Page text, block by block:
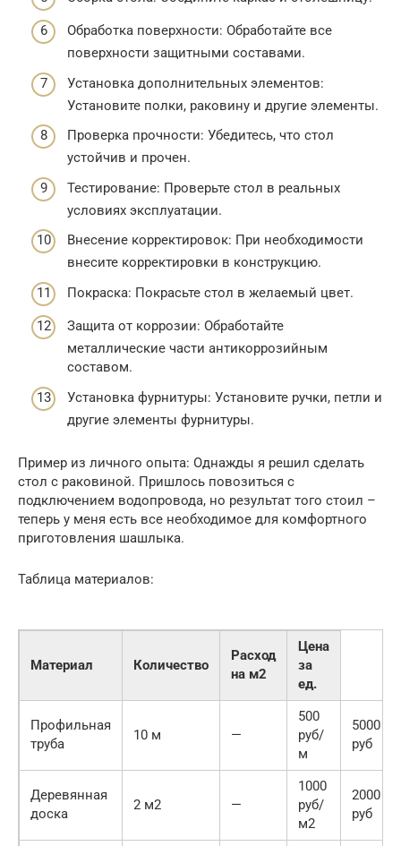
Обработка поверхности: Обработайте все
поверхности защитными составами.
Установка дополнительных элементов:
Установите полки, раковину и другие элементы.
Проверка прочности: Убедитесь, что стол
устойчив и прочен.
Тестирование: Проверьте стол в реальных
условиях эксплуатации.
Внесение корректировок: При необходимости
внесите корректировки в конструкцию.
Покраска: Покрасьте стол в желаемый цвет.
Защита от коррозии: Обработайте
металлические части антикоррозийным
составом.
Установка фурнитуры: Установите ручки, петли и
другие элементы фурнитуры.
Пример из личного опыта: Однажды я решил сделать
стол с раковиной. Пришлось повозиться с
подключением водопровода, но результат того стоил –
теперь у меня есть все необходимое для комфортного
приготовления шашлыка.
Таблица материалов:
Материал Количество
Расход
на м2
Цена
за
ед.
Профильная
труба
10 м —
500
руб/
м
5000
руб
Деревянная
доска
2 м2 —
1000
руб/
м2
2000
руб